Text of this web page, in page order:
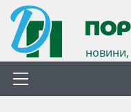
новини,